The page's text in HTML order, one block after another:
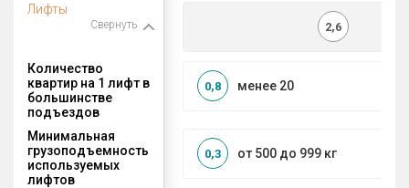
Лифты
Свернуть 2,6
Количество
квартир на 1 лифт в
большинстве
подъездов
менее 20
0,8
Минимальная
грузоподъемность
используемых
лифтов
от 500 до 999 кг
0,3